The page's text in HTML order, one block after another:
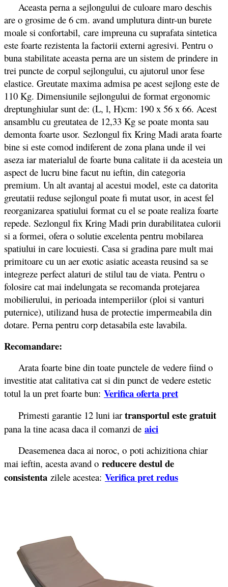
Aceasta perna a sejlongului de culoare maro deschis
are o grosime de 6 cm. avand umplutura dintr-un burete
moale si confortabil, care impreuna cu suprafata sintetica
este foarte rezistenta la factorii externi agresivi. Pentru o
buna stabilitate aceasta perna are un sistem de prindere in
trei puncte de corpul sejlongului, cu ajutorul unor fese
elastice. Greutate maxima admisa pe acest sejlong este de
110 Kg. Dimensiunile sejlongului de format ergonomic
dreptunghiular sunt de: (L, l, H)cm: 190 x 56 x 66. Acest
ansamblu cu greutatea de 12,33 Kg se poate monta sau
demonta foarte usor. Sezlongul fix Kring Madi arata foarte
bine si este comod indiferent de zona plana unde il vei
aseza iar materialul de foarte buna calitate ii da acesteia un
aspect de lucru bine facut nu ieftin, din categoria
premium. Un alt avantaj al acestui model, este ca datorita
greutatii reduse sejlongul poate fi mutat usor, in acest fel
reorganizarea spatiului format cu el se poate realiza foarte
repede. Sezlongul fix Kring Madi prin durabilitatea culorii
si a formei, ofera o solutie excelenta pentru mobilarea
spatiului in care locuiesti. Casa si gradina pare mult mai
primitoare cu un aer exotic asiatic aceasta reusind sa se
integreze perfect alaturi de stilul tau de viata. Pentru o
folosire cat mai indelungata se recomanda protejarea
mobilierului, in perioada intemperiilor (ploi si vanturi
puternice), utilizand husa de protectie impermeabila din
dotare. Perna pentru corp detasabila este lavabila.
Recomandare:
Arata foarte bine din toate punctele de vedere fiind o
investitie atat calitativa cat si din punct de vedere estetic
totul la un pret foarte bun: Verifica oferta pret
Primesti garantie 12 luni iar transportul este gratuit
pana la tine acasa daca il comanzi de aici
Deasemenea daca ai noroc, o poti achizitiona chiar
mai ieftin, acesta avand o reducere destul de
consistenta zilele acestea: Verifica pret redus